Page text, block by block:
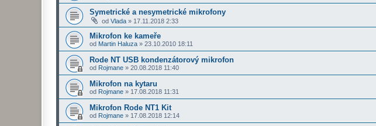
Symetrické a nesymetrické mikrofony
od Vlada » 17.11.2018 2:33
Mikrofon ke kameře
od Martin Haluza » 23.10.2010 18:11
Rode NT USB kondenzátorový mikrofon
od Rojmane » 20.08.2018 11:40
Mikrofon na kytaru
od Rojmane » 17.08.2018 11:31
Mikrofon Rode NT1 Kit
od Rojmane » 17.08.2018 12:14